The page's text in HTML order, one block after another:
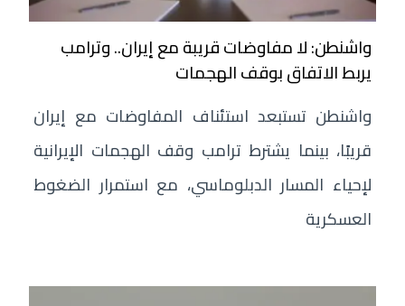
واشنطن: لا مفاوضات قريبة مع إيران.. وترامب
يربط الاتفاق بوقف الهجمات
واشنطن تستبعد استئناف المفاوضات مع إيران
قريبًا، بينما يشترط ترامب وقف الهجمات الإيرانية
لإحياء المسار الدبلوماسي، مع استمرار الضغوط
العسكرية